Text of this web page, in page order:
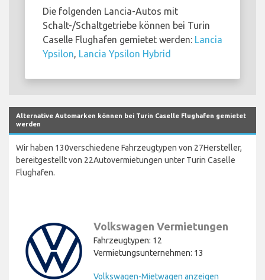
Die folgenden Lancia-Autos mit
Schalt-/Schaltgetriebe können bei Turin
Caselle Flughafen gemietet werden: Lancia
Ypsilon Lancia Ypsilon Hybrid
Alternative Automarken können bei Turin Caselle Flughafen gemietet
werden
Wir haben 130verschiedene Fahrzeugtypen von 27Hersteller,
bereitgestellt von 22Autovermietungen unter Turin Caselle
Flughafen.
Volkswagen Vermietungen
Fahrzeugtypen: 12
Vermietungsunternehmen: 13
Volkswagen-Mietwagen anzeigen